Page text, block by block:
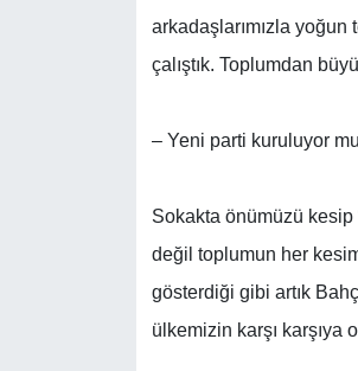
arkadaşlarımızla yoğun
çalıştık. Toplumdan
– Yeni parti kuruluyor
Sokakta önümüzü kesip
değil toplumun her
gösterdiği gibi artık
ülkemizin karşı karşıya